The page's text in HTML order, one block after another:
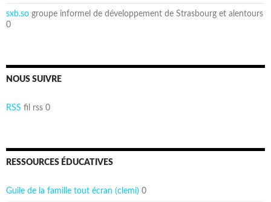
sxb.so groupe informel de développement de Strasbourg et alentours
0
NOUS SUIVRE
RSS fil rss 0
RESSOURCES ÉDUCATIVES
Guile de la famille tout écran (clemi) 0